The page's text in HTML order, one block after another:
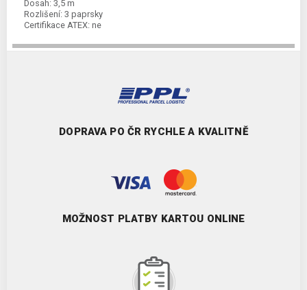
Dosah: 3,5 m
Rozlišení: 3 paprsky
Certifikace ATEX: ne
DOPRAVA PO ČR RYCHLE A KVALITNĚ
MOŽNOST PLATBY KARTOU ONLINE